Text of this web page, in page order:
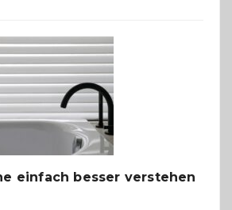
einfach besser verstehen